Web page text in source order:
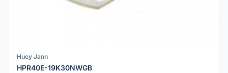
Huey Jann
HPR40E-19K30NWGB